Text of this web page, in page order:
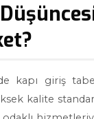
kapı giriş
kalite